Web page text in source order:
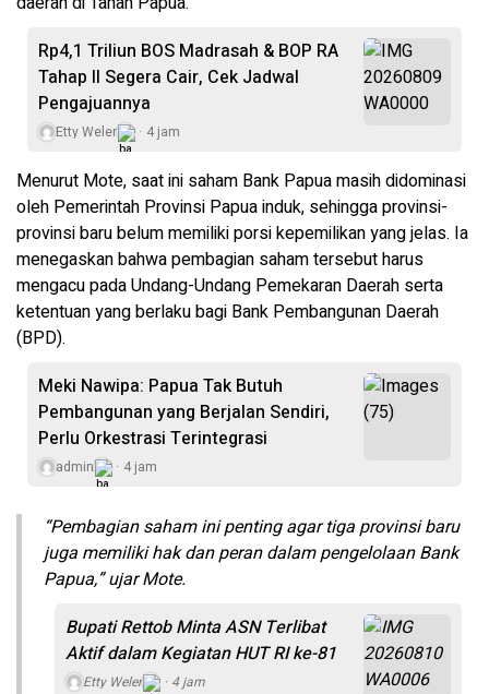
Rp4,1 Triliun BOS Madrasah & BOP RA
Tahap II Segera Cair, Cek Jadwal
Pengajuannya
Etty Weler 4 jam
Menurut Mote, saat ini saham Bank Papua masih didominasi
oleh Pemerintah Provinsi Papua induk, sehingga provinsi-
provinsi baru belum memiliki porsi kepemilikan yang jelas. Ia
menegaskan bahwa pembagian saham tersebut harus
mengacu pada Undang-Undang Pemekaran Daerah serta
ketentuan yang berlaku bagi Bank Pembangunan Daerah
(BPD).
Meki Nawipa: Papua Tak Butuh
Pembangunan yang Berjalan Sendiri,
Perlu Orkestrasi Terintegrasi
admin 4 jam
“Pembagian saham ini penting agar tiga provinsi baru
juga memiliki hak dan peran dalam pengelolaan Bank
Papua,” ujar Mote.
Bupati Rettob Minta ASN Terlibat
Aktif dalam Kegiatan HUT RI ke-81
Etty Weler 4 jam